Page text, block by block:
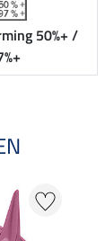
50%+ /